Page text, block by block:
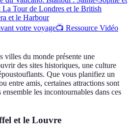
La Tour de Londres et le British
et le Harbour
votre voyage📺 Ressource Vidéo
villes du monde présente une
des sites historiques, une culture
Que vous planifiez un
entre amis, certaines attractions sont
les incontournables dans ces
et le Louvre